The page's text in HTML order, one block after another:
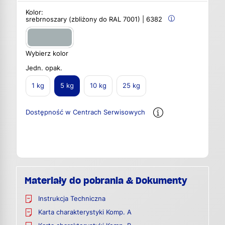
Kolor:
srebrnoszary (zbliżony do RAL 7001) | 6382
Wybierz kolor
Jedn. opak.
1 kg 5 kg 10 kg 25 kg
Dostępność w Centrach Serwisowych
Materiały do pobrania & Dokumenty
Instrukcja Techniczna
Karta charakterystyki Komp. A